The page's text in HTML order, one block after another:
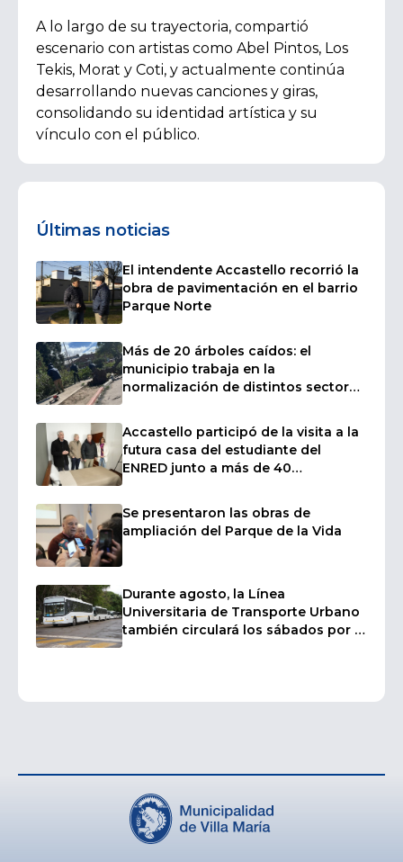
A lo largo de su trayectoria, compartió
escenario con artistas como Abel Pintos, Los
Tekis, Morat y Coti, y actualmente continúa
desarrollando nuevas canciones y giras,
consolidando su identidad artística y su
vínculo con el público.
Últimas noticias
El intendente Accastello recorrió la
obra de pavimentación en el barrio
Parque Norte
Más de 20 árboles caídos: el
municipio trabaja en la
normalización de distintos sectores
Accastello participó de la visita a la
futura casa del estudiante del
ENRED junto a más de 40
Se presentaron las obras de
ampliación del Parque de la Vida
Durante agosto, la Línea
Universitaria de Transporte Urbano
también circulará los sábados por el